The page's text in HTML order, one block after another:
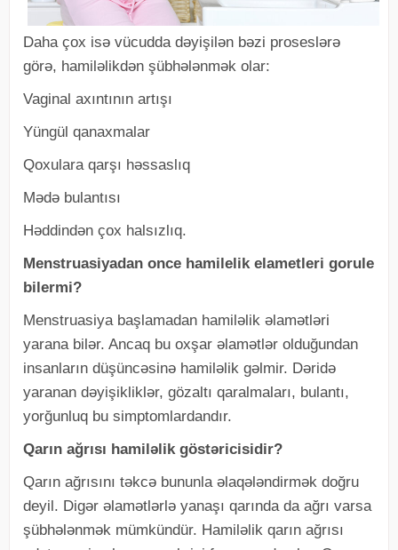
Daha çox isə vücudda dəyişilən bəzi proseslərə
görə, hamiləlikdən şübhələnmək olar:
Vaginal axıntının artışı
Yüngül qanaxmalar
Qoxulara qarşı həssaslıq
Mədə bulantısı
Həddindən çox halsızlıq.
Menstruasiyadan once hamilelik elametleri gorule
bilermi?
Menstruasiya başlamadan hamiləlik əlamətləri
yarana bilər. Ancaq bu oxşar əlamətlər olduğundan
insanların düşüncəsinə hamiləlik gəlmir. Dəridə
yaranan dəyişikliklər, gözaltı qaralmaları, bulantı,
yorğunluq bu simptomlardandır.
Qarın ağrısı hamiləlik göstəricisidir?
Qarın ağrısını təkcə bununla əlaqələndirmək doğru
deyil. Digər əlamətlərlə yanaşı qarında da ağrı varsa
şübhələnmək mümkündür. Hamiləlik qarın ağrısı